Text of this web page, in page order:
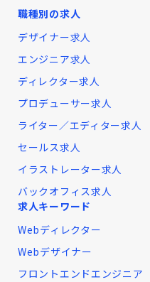
職種別の求人
デザイナー求人
エンジニア求人
ディレクター求人
プロデューサー求人
ライター／エディター求人
セールス求人
イラストレーター求人
バックオフィス求人
求人キーワード
Webディレクター
Webデザイナー
フロントエンドエンジニア